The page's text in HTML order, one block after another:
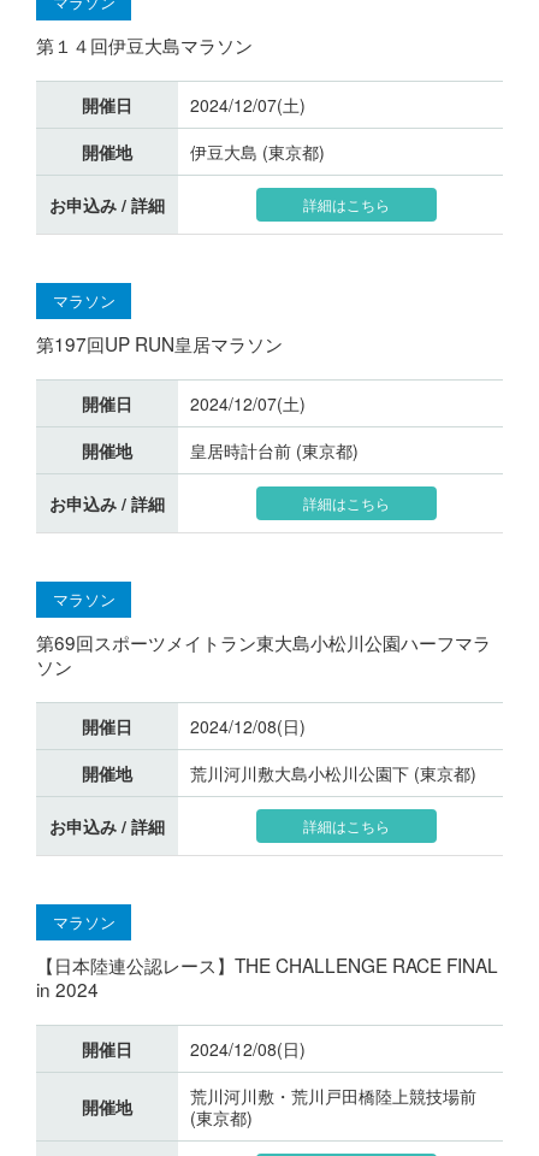
第１４回伊豆大島マラソン
開催日
2024/12/07(土)
開催地
伊豆大島 (東京都)
お申込み / 詳細 詳細はこちら
マラソン
第197回UP RUN皇居マラソン
開催日
2024/12/07(土)
開催地
皇居時計台前 (東京都)
お申込み / 詳細 詳細はこちら
マラソン
第69回スポーツメイトラン東大島小松川公園ハーフマラ
ソン
開催日
2024/12/08(日)
開催地
荒川河川敷大島小松川公園下 (東京都)
お申込み / 詳細 詳細はこちら
マラソン
【日本陸連公認レース】THE CHALLENGE RACE FINAL
in 2024
開催日 2024/12/08(日)
開催地
荒川河川敷・荒川戸田橋陸上競技場前
(東京都)